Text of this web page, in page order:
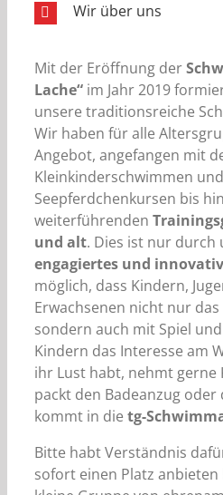
Wir über uns
Mit der Eröffnung der
Lache“im Jahr 2019
unsere traditionsreiche
Wir haben für alle
Angebot, angefangen mit
Kleinkinderschwimmen
Seepferdchenkursen bis
weiterführenden
und alt. Dies ist nur durch
engagiertes und
möglich, dass Kindern,
Erwachsenen nicht nur
sondern auch mit Spiel
Kindern das Interesse am
ihr Lust habt, nehmt gerne
packt den Badeanzug oder
kommt in die tg-
Bitte habt Verständnis
sofort einen Platz